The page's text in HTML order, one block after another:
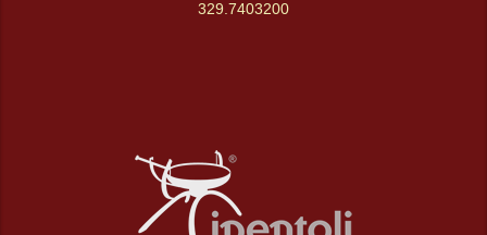
329.7403200